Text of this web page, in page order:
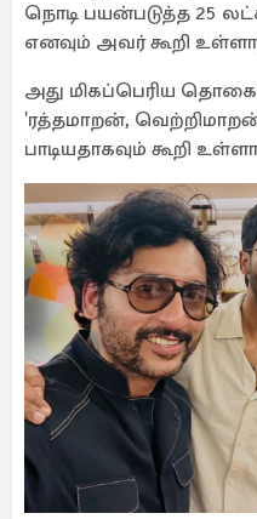
நொடி பயன்படுத்த 25
எனவும் அவர் கூறி
அது மிகப்பெரிய
'ரத்தமாறன்,
பாடியதாகவும் கூறி